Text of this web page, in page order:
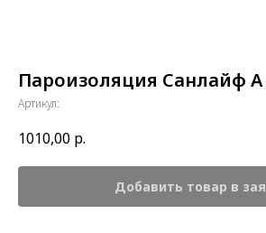
Пароизоляция Санлайф А
Артикул:
1010,00 р.
Добавить товар в